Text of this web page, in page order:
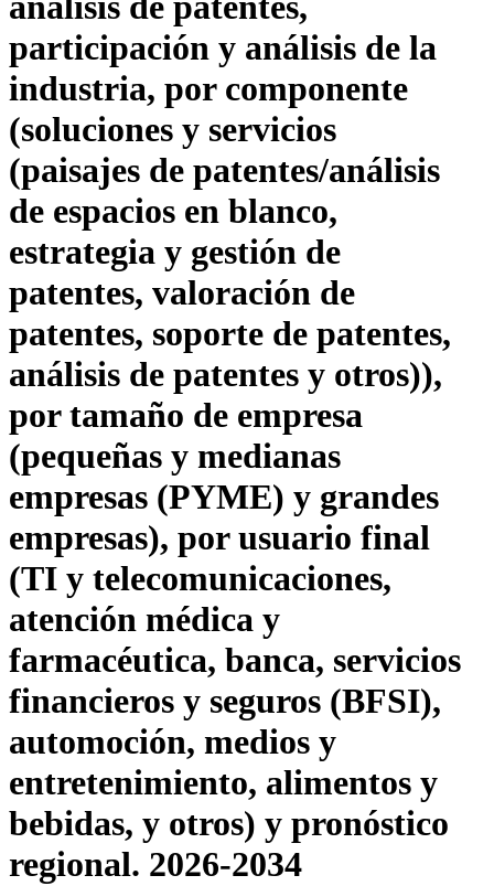
participación y análisis de la
industria, por componente
(soluciones y servicios
(paisajes de patentes/análisis
de espacios en blanco,
estrategia y gestión de
patentes, valoración de
patentes, soporte de patentes,
análisis de patentes y otros)),
por tamaño de empresa
(pequeñas y medianas
empresas (PYME) y grandes
empresas), por usuario final
(TI y telecomunicaciones,
atención médica y
farmacéutica, banca, servicios
financieros y seguros (BFSI),
automoción, medios y
entretenimiento, alimentos y
bebidas, y otros) y pronóstico
regional. 2026-2034